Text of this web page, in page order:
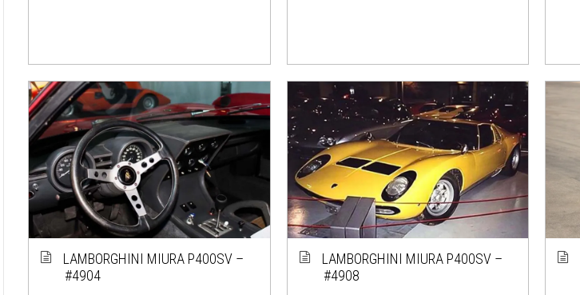
LAMBORGHINI MIURA P400SV –
#4904
LAMBORGHINI MIURA P400SV –
#4908